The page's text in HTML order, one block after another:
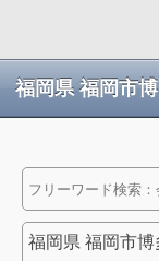
福岡県 福岡市